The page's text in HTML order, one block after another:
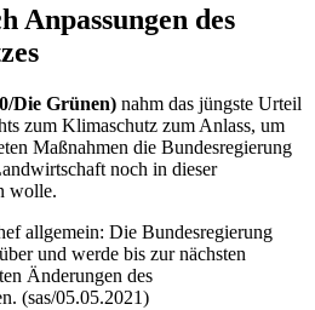
Anpassungen des
Die Grünen) nahm das jüngste Urteil
zum Klimaschutz zum Anlass, um
Maßnahmen die Bundesregierung
noch in dieser
wolle.
allgemein: Die Bundesregierung
und werde bis zur nächsten
Änderungen des
(sas/05.05.2021)